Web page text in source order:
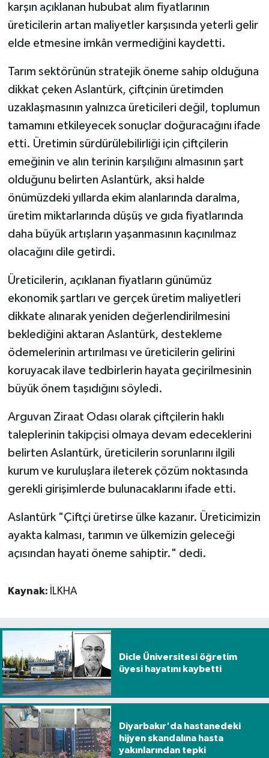
karşın açıklanan hububat alım fiyatlarının
üreticilerin artan maliyetler karşısında yeterli gelir
elde etmesine imkân vermediğini kaydetti.
Tarım sektörünün stratejik öneme sahip olduğuna
dikkat çeken Aslantürk, çiftçinin üretimden
uzaklaşmasının yalnızca üreticileri değil, toplumun
tamamını etkileyecek sonuçlar doğuracağını ifade
etti. Üretimin sürdürülebilirliği için çiftçilerin
emeğinin ve alın terinin karşılığını almasının şart
olduğunu belirten Aslantürk, aksi halde
önümüzdeki yıllarda ekim alanlarında daralma,
üretim miktarlarında düşüş ve gıda fiyatlarında
daha büyük artışların yaşanmasının kaçınılmaz
olacağını dile getirdi.
Üreticilerin, açıklanan fiyatların günümüz
ekonomik şartları ve gerçek üretim maliyetleri
dikkate alınarak yeniden değerlendirilmesini
beklediğini aktaran Aslantürk, destekleme
ödemelerinin artırılması ve üreticilerin gelirini
koruyacak ilave tedbirlerin hayata geçirilmesinin
büyük önem taşıdığını söyledi.
Arguvan Ziraat Odası olarak çiftçilerin haklı
taleplerinin takipçisi olmaya devam edeceklerini
belirten Aslantürk, üreticilerin sorunlarını ilgili
kurum ve kuruluşlara ileterek çözüm noktasında
gerekli girişimlerde bulunacaklarını ifade etti.
Aslantürk "Çiftçi üretirse ülke kazanır. Üreticimizin
ayakta kalması, tarımın ve ülkemizin geleceği
açısından hayati öneme sahiptir." dedi.
Kaynak: İLKHA
Dicle Üniversitesi öğretim
üyesi hayatını kaybetti
Diyarbakır'da hastanedeki
hijyen skandalına hasta
yakınlarından tepki